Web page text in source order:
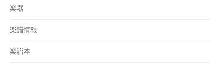
楽器
楽譜情報
楽譜本